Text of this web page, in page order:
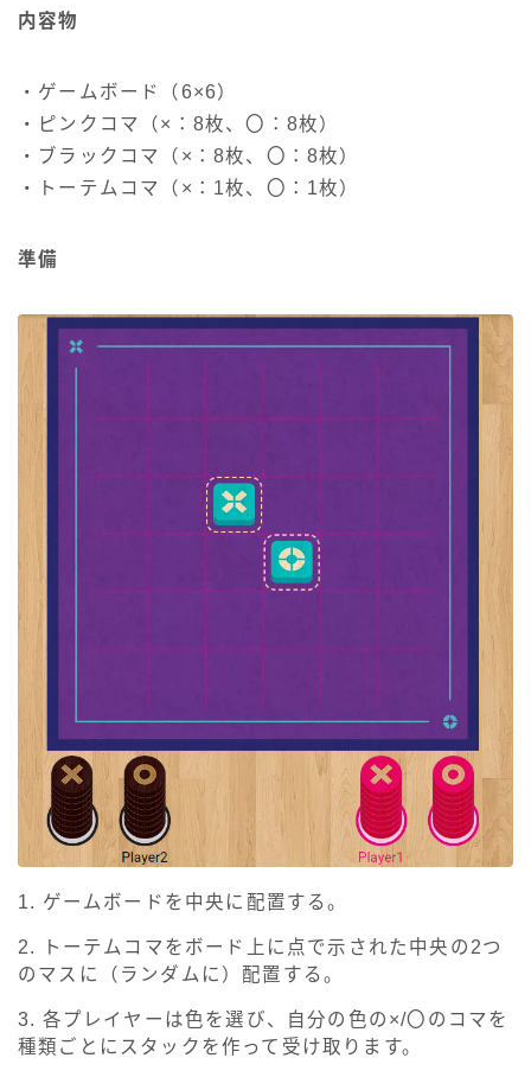
内容物
・ゲームボード（6×6）
・ピンクコマ（×：8枚、〇：8枚）
・ブラックコマ（×：8枚、〇：8枚）
・トーテムコマ（×：1枚、〇：1枚）
準備
1. ゲームボードを中央に配置する。
2. トーテムコマをボード上に点で示された中央の2つ
のマスに（ランダムに）配置する。
3. 各プレイヤーは色を選び、自分の色の×/〇のコマを
種類ごとにスタックを作って受け取ります。